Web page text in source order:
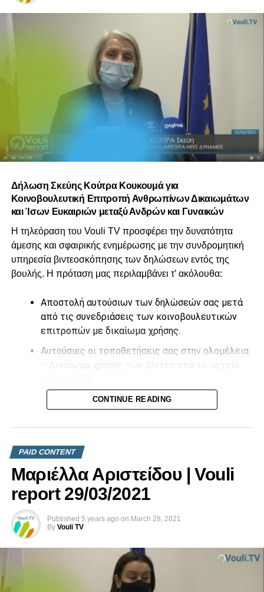
Δήλωση Σκεύης Κούτρα Κουκουμά για
Κοινοβουλευτική Επιτροπή Ανθρωπίνων Δικαιωμάτων
και Ίσων Ευκαιριών μεταξύ Ανδρών και Γυναικών
Η τηλεόραση του Vouli TV προσφέρει την δυνατότητα
άμεσης και σφαιρικής ενημέρωσης με την συνδρομητική
υπηρεσία βιντεοσκόπησης των δηλώσεων εντός της
βουλής. Η πρόταση μας περιλαμβάνει τ’ ακόλουθα:
Αποστολή αυτούσιων των δηλώσεών σας μετά
από τις συνεδριάσεις των κοινοβουλευτικών
επιτροπών με δικαίωμα χρήσης.
Αυτούσιες οι τοποθετήσεις σας στην ολομέλεια
Επικοινωνήστε μαζί μας στοinfo@vouli.tv
CONTINUE READING
PAID CONTENT
Μαριέλλα Αριστείδου | Vouli
report 29/03/2021
Published 5 years ago on March 28, 2021
By Vouli TV